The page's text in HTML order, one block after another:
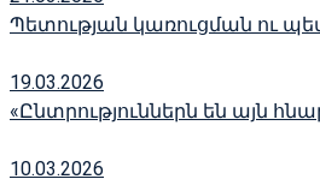
Պետության կառուցման ու
19.03.2026
«Ընտրություններն են այն
10.03.2026